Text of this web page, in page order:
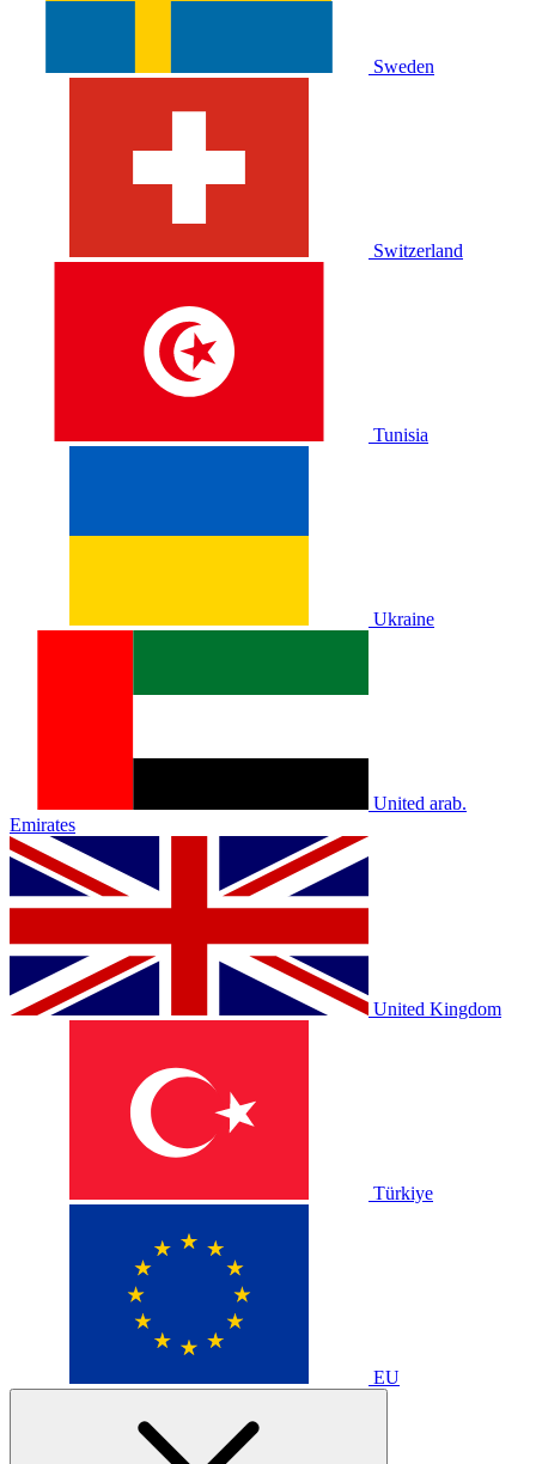
Sweden
Switzerland
Tunisia
Ukraine
United arab.
Emirates
United Kingdom
Türkiye
EU